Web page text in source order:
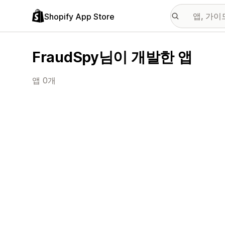
Shopify App Store
FraudSpy님이 개발한 앱
앱 0개